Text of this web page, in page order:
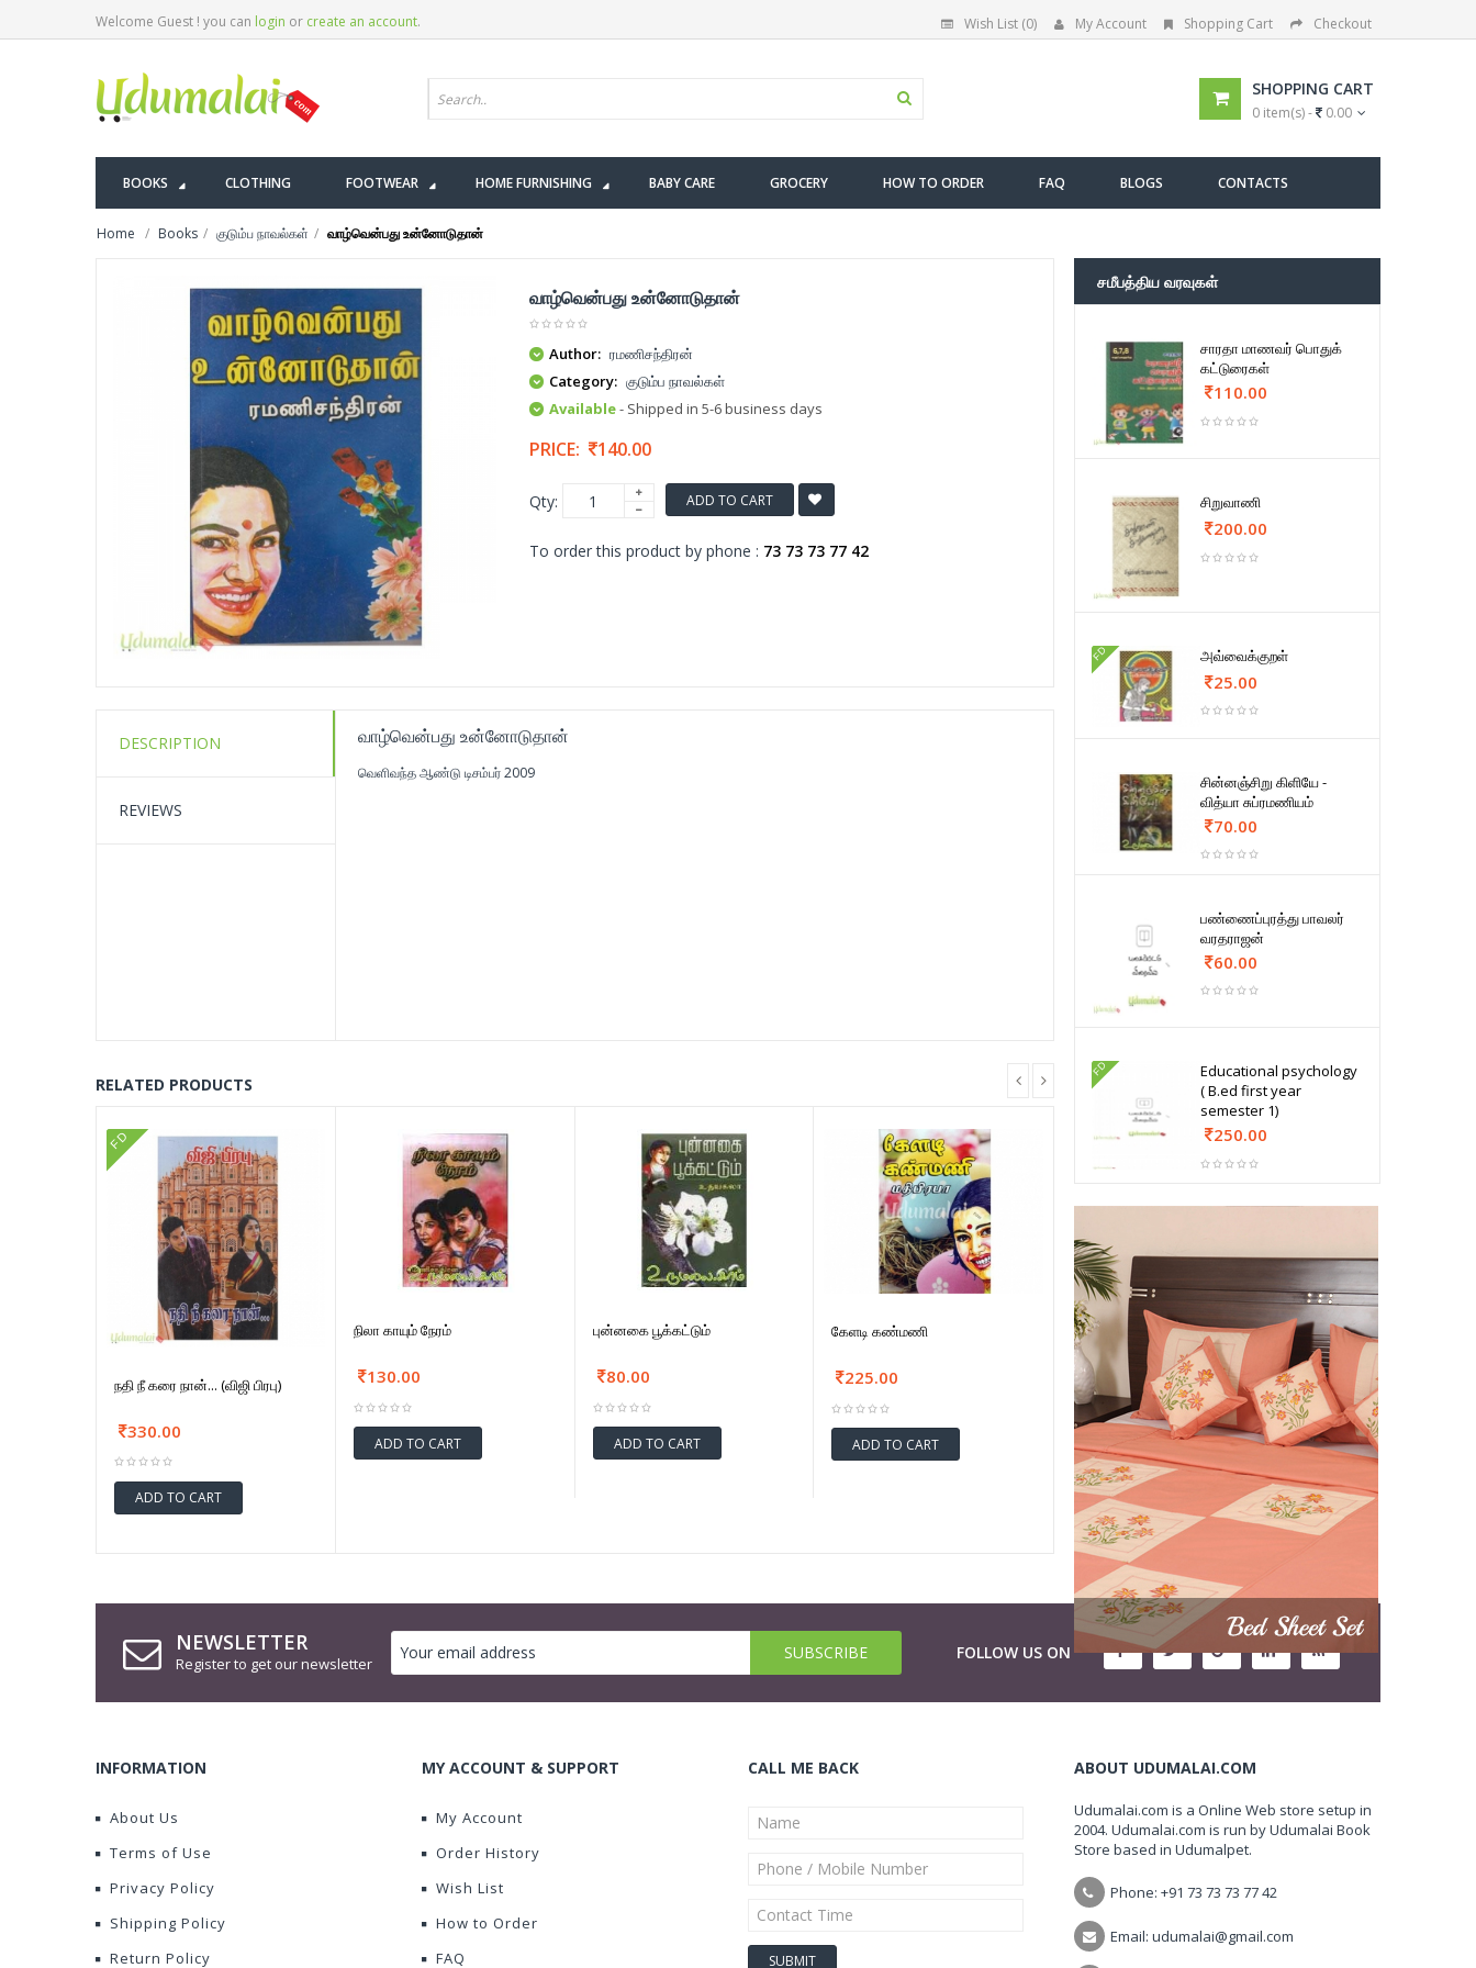
Welcome Guest ! you can login or create an account. Wish List (0) My Account Shopping Cart Checkout
SHOPPING CART
0 item(s) - 0.00
BOOKS CLOTHING FOOTWEAR HOME FURNISHING BABY CARE GROCERY HOW TO ORDER FAQ BLOGS CONTACTS
Home Books குடும்ப நாவல்கள் வாழ்வென்பது உன்னோடுதான்
வாழ்வென்பது உன்னோடுதான்
Author: ரமணிசந்திரன்
Category: குடும்ப நாவல்கள்
Available- Shipped in 5-6 business days
PRICE: 140.00
Qty: ADD TO CART
To order this product by phone : 73 73 73 77 42
DESCRIPTION
REVIEWS
வாழ்வென்பது உன்னோடுதான்
வெளிவந்த ஆண்டு டிசம்பர் 2009
RELATED PRODUCTS
FD
நதி நீ கரை நான்... (விஜி பிரபு)
330.00
ADD TO CART
நிலா காயும் நேரம்
130.00
ADD TO CART
புன்னகை பூக்கட்டும்
80.00
ADD TO CART
கேளடி கண்மணி
225.00
ADD TO CART
சமீபத்திய வரவுகள்
சாரதா மாணவர் பொதுக்
கட்டுரைகள்
110.00
சிறுவாணி
200.00
FD அவ்வைக்குறள்
25.00
சின்னஞ்சிறு கிளியே -
வித்யா சுப்ரமணியம்
70.00
பண்ணைப்புரத்து பாவலர்
வரதராஜன்
60.00
FD
Educational psychology
( B.ed first year
semester 1)
250.00
NEWSLETTER
Register to get our newsletter
FOLLOW US ON
INFORMATION
About Us
Terms of Use
Privacy Policy
Shipping Policy
Return Policy
MY ACCOUNT & SUPPORT
My Account
Order History
Wish List
How to Order
FAQ
CALL ME BACK ABOUT UDUMALAI.COM
Udumalai.com is a Online Web store setup in
2004. Udumalai.com is run by Udumalai Book
Store based in Udumalpet.
Phone: +91 73 73 73 77 42
Email: udumalai@gmail.com